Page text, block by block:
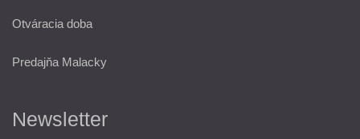
Otváracia doba
Predajňa Malacky
Newsletter